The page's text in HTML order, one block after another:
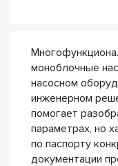
моноблочные
насосном
инженерном
помогает
параметрах, но
по паспорту
документации